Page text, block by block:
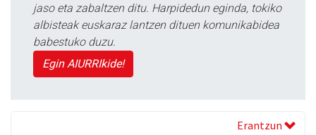
jaso eta zabaltzen ditu. Harpidedun eginda, tokiko
albisteak euskaraz lantzen dituen komunikabidea
babestuko duzu.
Egin AIURRIkide!
Erantzun